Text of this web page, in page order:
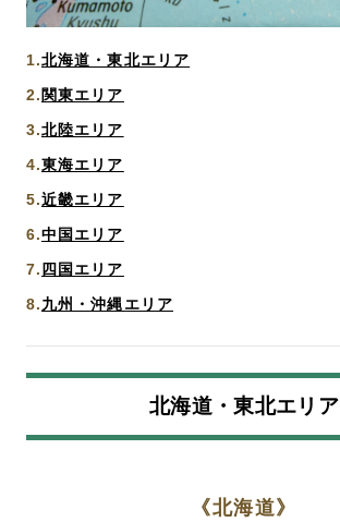
北海道・東北エリア
関東エリア
北陸エリア
東海エリア
近畿エリア
中国エリア
四国エリア
九州・沖縄エリア
北海道・東北エリア
《北海道》